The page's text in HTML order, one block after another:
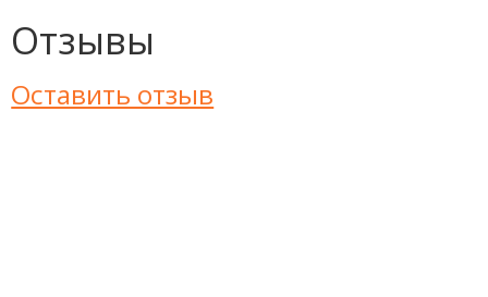
Отзывы
Оставить отзыв